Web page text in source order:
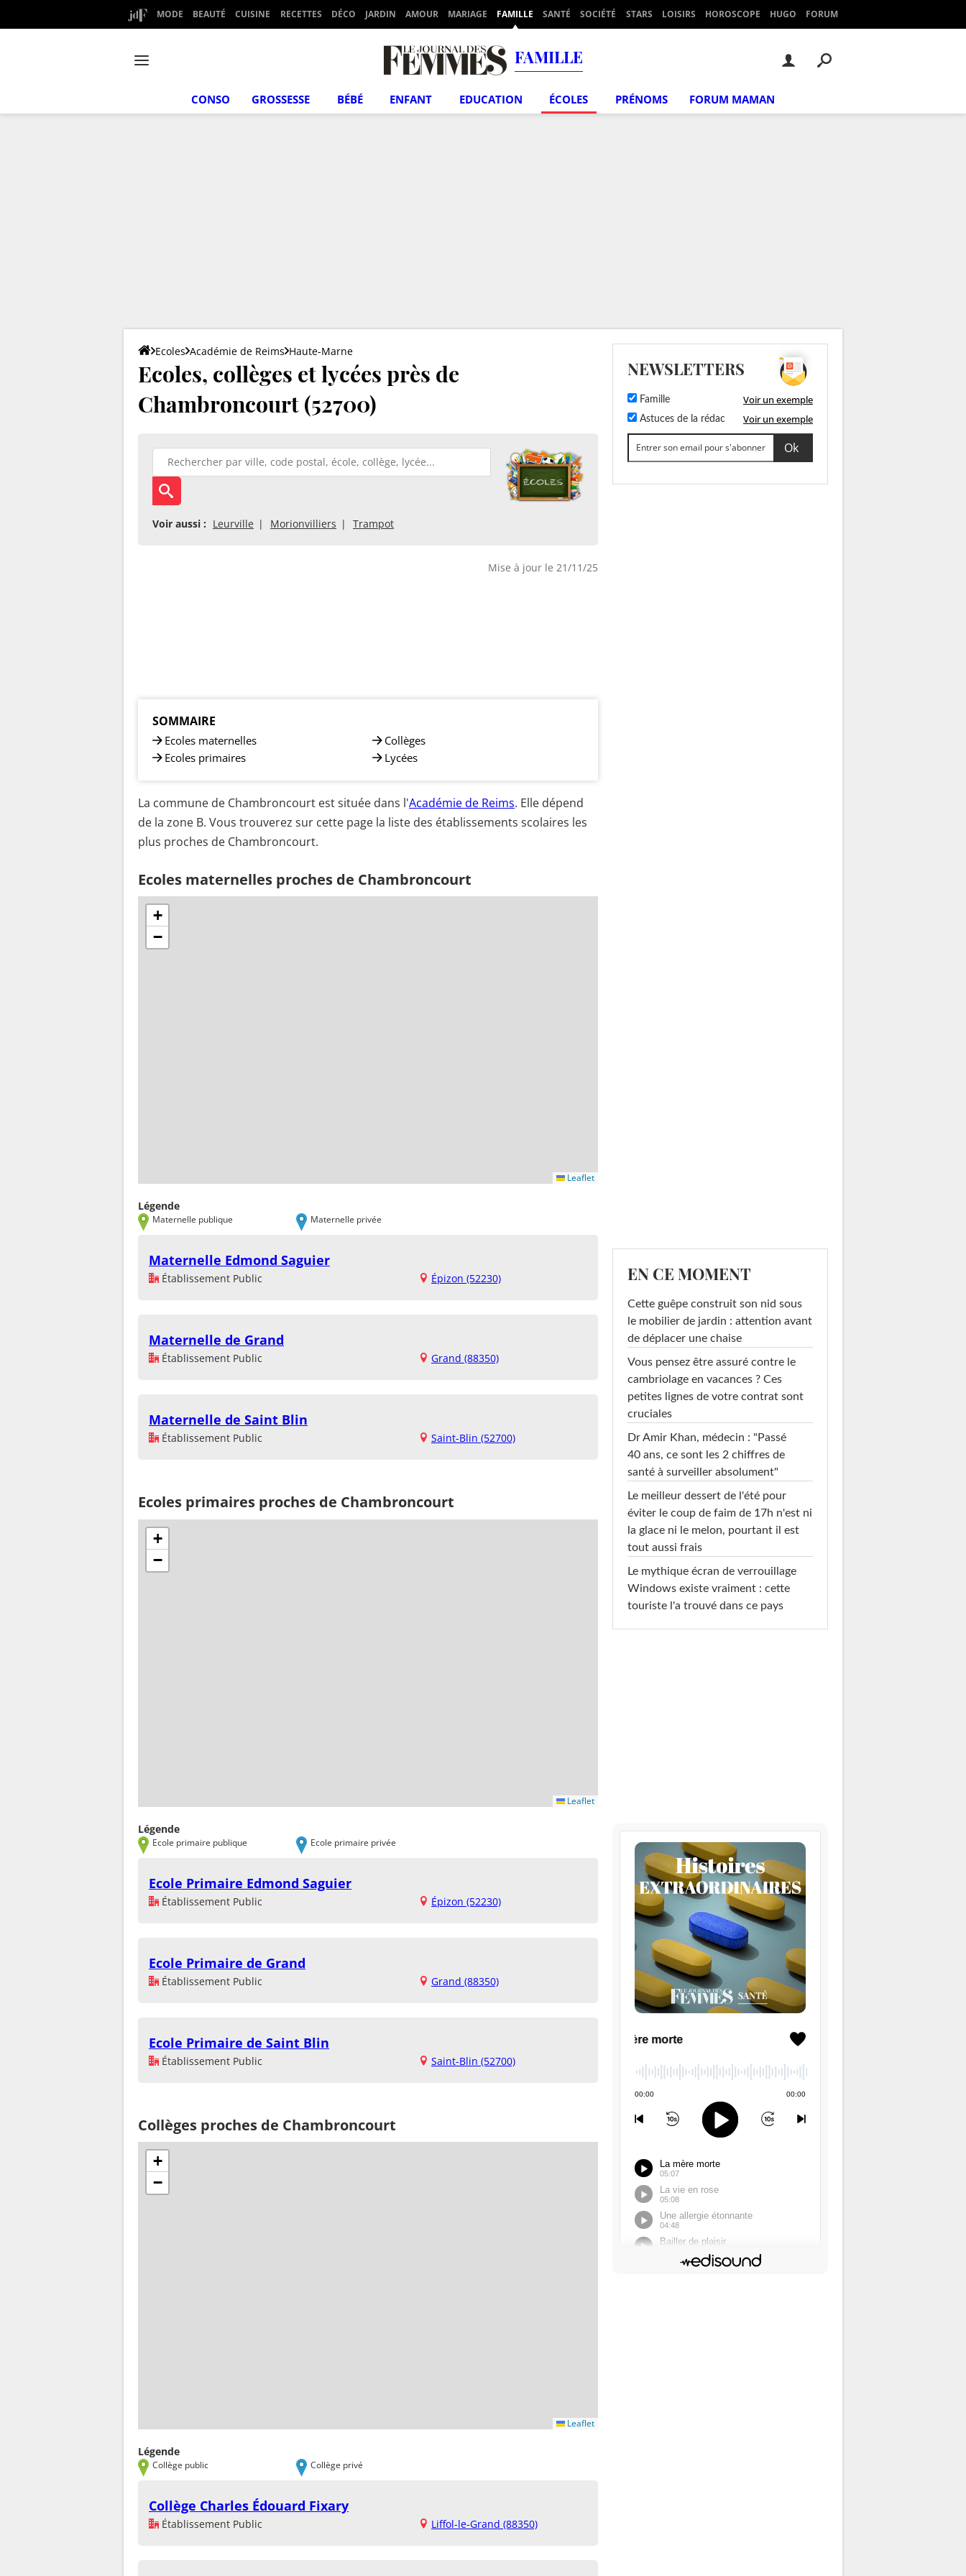
MODE BEAUTÉ CUISINE RECETTES DÉCO JARDIN AMOUR MARIAGE FAMILLE SANTÉ SOCIÉTÉ STARS LOISIRS HOROSCOPE HUGO FORUM
FAMILLE
CONSO GROSSESSE BÉBÉ ENFANT EDUCATION ÉCOLES PRÉNOMS FORUM MAMAN
Ecoles Académie de Reims Haute-Marne
Ecoles, collèges et lycées près de
Chambroncourt (52700)
Voir aussi : Leurville Morionvilliers Trampot
Mise à jour le 21/11/25
SOMMAIRE
Ecoles maternelles
Ecoles primaires
Collèges
Lycées
La commune de Chambroncourt est située dans l'Académie de Reims. Elle dépend
de la zone B. Vous trouverez sur cette page la liste des établissements scolaires les
plus proches de Chambroncourt.
Ecoles maternelles proches de Chambroncourt
+
−
Leaflet
Légende
Maternelle publique Maternelle privée
Maternelle Edmond Saguier
Établissement Public Épizon (52230)
Maternelle de Grand
Établissement Public Grand (88350)
Maternelle de Saint Blin
Établissement Public Saint-Blin (52700)
Ecoles primaires proches de Chambroncourt
+
−
Leaflet
Légende
Ecole primaire publique Ecole primaire privée
Ecole Primaire Edmond Saguier
Établissement Public Épizon (52230)
Ecole Primaire de Grand
Établissement Public Grand (88350)
Ecole Primaire de Saint Blin
Établissement Public Saint-Blin (52700)
Collèges proches de Chambroncourt
+
−
Leaflet
Légende
Collège public Collège privé
Collège Charles Édouard Fixary
Établissement Public Liffol-le-Grand (88350)
NEWSLETTERS
Famille Voir un exemple
Astuces de la rédac Voir un exemple
EN CE MOMENT
Cette guêpe construit son nid sous
le mobilier de jardin : attention avant
de déplacer une chaise
Vous pensez être assuré contre le
cambriolage en vacances ? Ces
petites lignes de votre contrat sont
cruciales
Dr Amir Khan, médecin : "Passé
40 ans, ce sont les 2 chiffres de
santé à surveiller absolument"
Le meilleur dessert de l'été pour
éviter le coup de faim de 17h n'est ni
la glace ni le melon, pourtant il est
tout aussi frais
Le mythique écran de verrouillage
Windows existe vraiment : cette
touriste l'a trouvé dans ce pays